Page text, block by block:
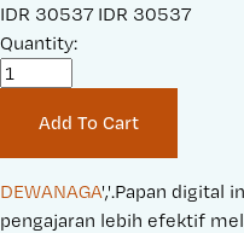
S
a
r
i
c
IDR 30537 O
n
a
l
IDR 30537
Quantity:
Add To Cart
DEWANAGA','.Papan digital
pengajaran lebih efektif